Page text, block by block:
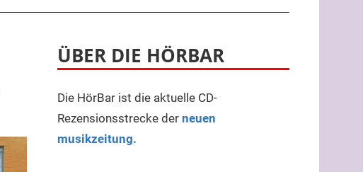
ÜBER DIE HÖRBAR
Die HörBar ist die aktuelle CD-
Rezensionsstrecke der neuen
musikzeitung.